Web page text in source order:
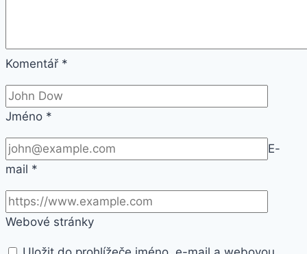
Komentář *
Jméno *
E-
mail *
Webové stránky